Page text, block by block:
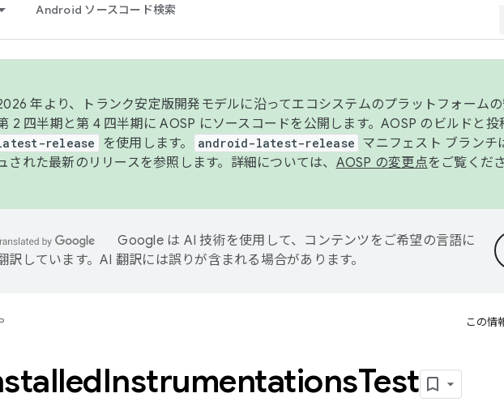
Android ソースコード検索
年より、トランク安定版開発モデルに沿ってエコシステムのプラットフォームの
2 四半期と第 4 四半期に AOSP にソースコードを公開します。AOSP のビルドと投
release
を使用します。 android-latest-release マニフェスト ブランチ
された最新のリリースを参照します。詳細については、 AOSP の変更点をご覧くだ
Google は AI 技術を使用して、コンテンツをご希望の言語に
訳しています。AI 翻訳には誤りが含まれる場合があります。
この情
InstrumentationsTest